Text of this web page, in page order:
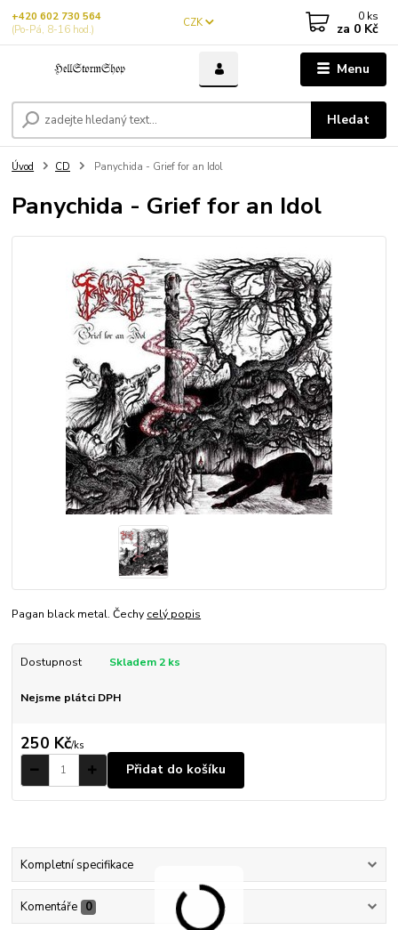
Menu
CZK
Hledat
+420 602 730 564
(Po-Pá, 8-16 hod.)
0 ks
za 0 Kč
Úvod CD Panychida - Grief for an Idol
Panychida - Grief for an Idol
Pagan black metal. Čechy celý popis
Dostupnost Skladem 2 ks
Nejsme plátci DPH
250 Kč/ks
Přidat do košíku
Kompletní specifikace
Komentáře 0